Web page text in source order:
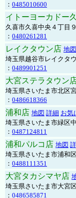
： 0485010600
イトーヨーカドー
久喜市久喜中央４丁目
： 0480261281
レイクタウン店 地図
埼玉県越谷市レイクタ
： 0489901251
大宮ステラタウン
埼玉県さいたま市北区
： 0486618366
浦和店 地図 詳細 お気
埼玉県さいたま市緑区
： 0487124811
浦和パルコ店 地図
埼玉県さいたま市浦和
： 0488111351
大宮タカシマヤ店
埼玉県さいたま市大宮
： 0486585871